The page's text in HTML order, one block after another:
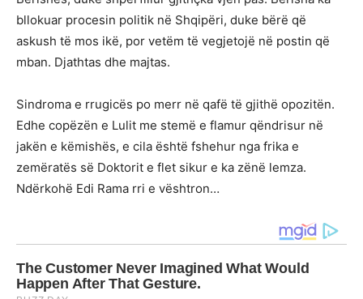
bllokuar procesin politik në Shqipëri, duke bërë që
askush të mos ikë, por vetëm të vegjetojë në postin që
mban. Djathtas dhe majtas.
Sindroma e rrugicës po merr në qafë të gjithë opozitën.
Edhe copëzën e Lulit me stemë e flamur qëndrisur në
jakën e këmishës, e cila është fshehur nga frika e
zemëratës së Doktorit e flet sikur e ka zënë lemza.
Ndërkohë Edi Rama rri e vështron…